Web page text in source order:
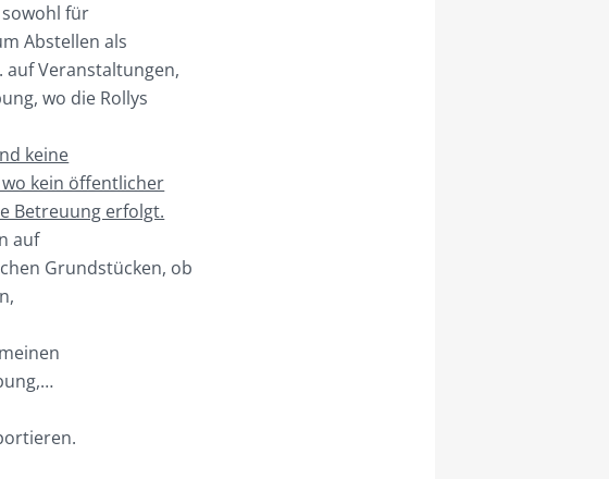
für
Abstellen als
Veranstaltungen,
wo die Rollys
keine
kein öffentlicher
Betreuung erfolgt.
auf
Grundstücken, ob